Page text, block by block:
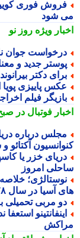
شود
ویژهروز نو
جوان
جدید و
دکتر بیرانوند؛
پاییزی پویا
فیلم اخراجی
فوتبال در صبح
درباره
آکتائو و
خزر یا
امروز
خلاصه
در سال ۱۳۷۸ در ورزشگاه آزادی
مربی تحمیلی به